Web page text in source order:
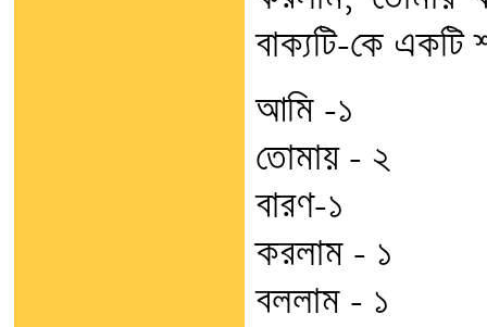
বাক্যটি-কে একটি
আমি -১
তোমায় – ২
বারণ-১
করলাম – ১
বললাম – ১